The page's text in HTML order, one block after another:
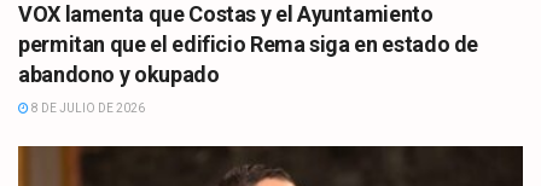
VOX lamenta que Costas y el Ayuntamiento
permitan que el edificio Rema siga en estado de
abandono y okupado
8 DE JULIO DE 2026